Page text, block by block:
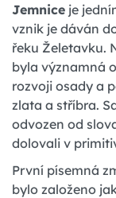
Jemnice je
vznik je dáván
řeku Želetavku.
byla významná
rozvoji osady a
zlata a stříbra.
odvozen od
dolovali v
První písemná
bylo založeno